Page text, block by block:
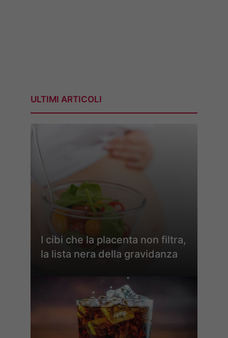
ULTIMI ARTICOLI
I cibi che la placenta non filtra,
la lista nera della gravidanza